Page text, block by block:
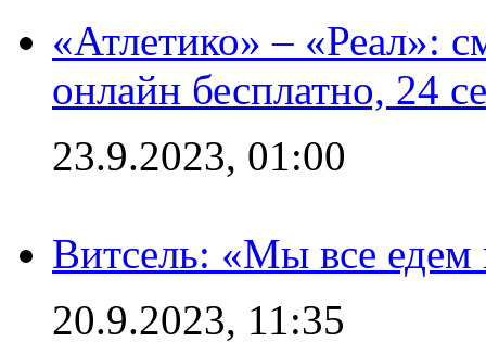
«Атлетико» – «Реал»:
онлайн бесплатно, 24
23.9.2023, 01:00
Витсель: «Мы все едем
20.9.2023, 11:35